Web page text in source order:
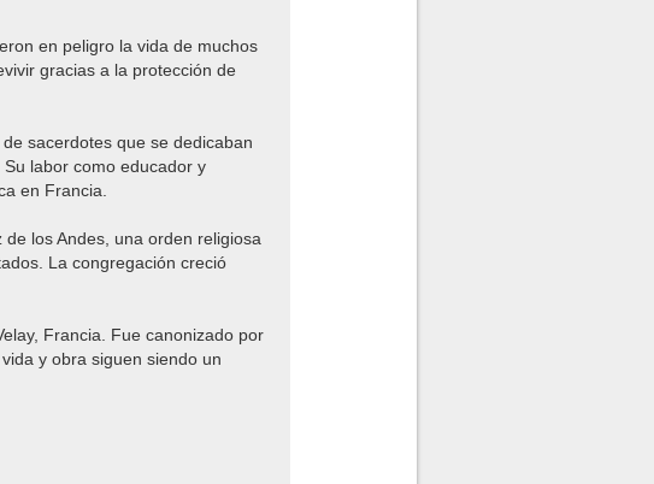
en peligro la vida de muchos
gracias a la protección de
sacerdotes que se dedicaban
labor como educador y
en Francia.
los Andes, una orden religiosa
La congregación creció
Francia. Fue canonizado por
y obra siguen siendo un